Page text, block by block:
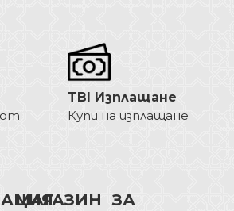
TBI Изплащане
Купи на изплащане
МАГАЗИН
ЗА